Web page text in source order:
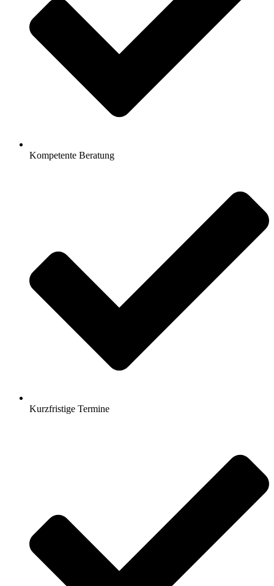
Kompetente Beratung
Kurzfristige Termine